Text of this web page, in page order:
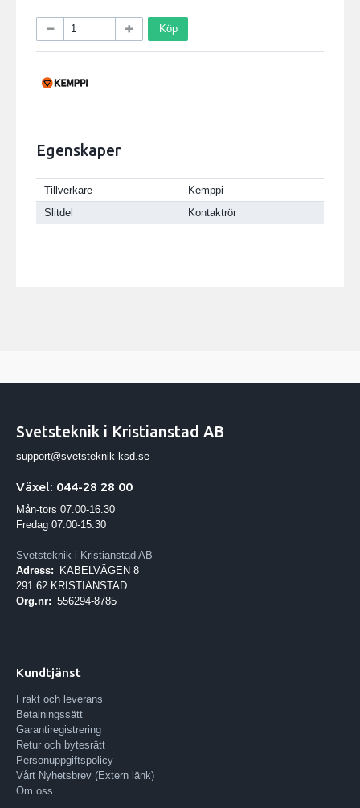
Köp
Egenskaper
Tillverkare
Kemppi
Slitdel
Kontaktrör
Svetsteknik i Kristianstad AB
support@svetsteknik-ksd.se
Växel: 044-28 28 00
Mån-tors 07.00-16.30
Fredag 07.00-15.30
Svetsteknik i Kristianstad AB
Adress:
KABELVÄGEN 8
291 62 KRISTIANSTAD
Org.nr: 556294-8785
Kundtjänst
Frakt och leverans
Betalningssätt
Garantiregistrering
Retur och bytesrätt
Personuppgiftspolicy
Vårt Nyhetsbrev (Extern länk)
Om oss